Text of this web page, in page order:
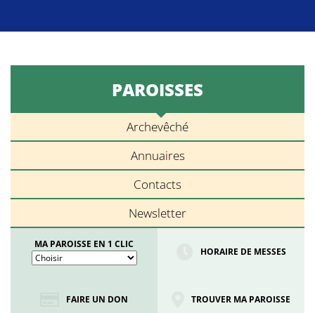
PAROISSES
Archevêché
Annuaires
Contacts
Newsletter
MA PAROISSE EN 1 CLIC
HORAIRE DE MESSES
FAIRE UN DON TROUVER MA PAROISSE